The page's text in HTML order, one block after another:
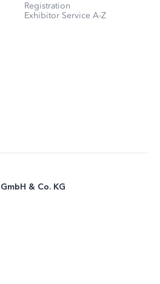
Registration
Exhibitor Service A-Z
& Co. KG